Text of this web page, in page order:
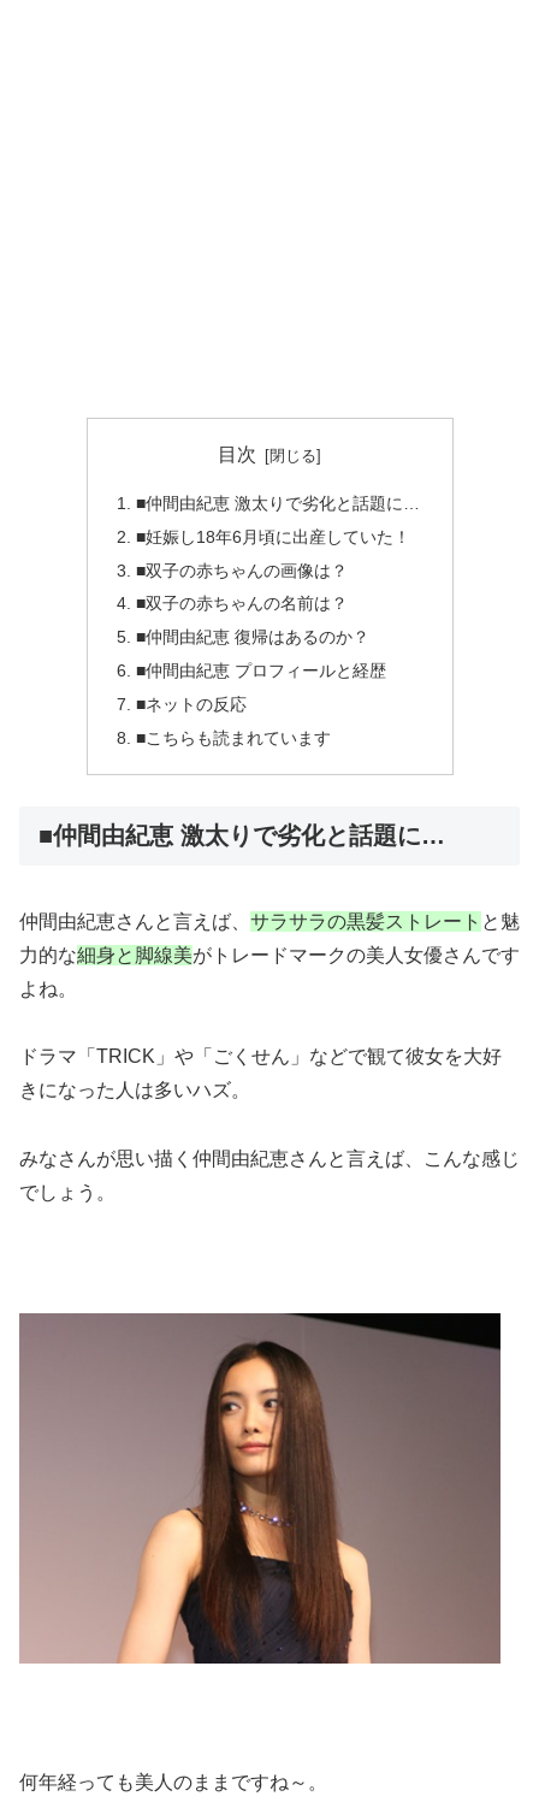
目次
■仲間由紀恵 激太りで劣化と話題に…
■妊娠し18年6月頃に出産していた！
■双子の赤ちゃんの画像は？
■双子の赤ちゃんの名前は？
■仲間由紀恵 復帰はあるのか？
■仲間由紀恵 プロフィールと経歴
■ネットの反応
■こちらも読まれています
■仲間由紀恵 激太りで劣化と話題に…
仲間由紀恵さんと言えば、 サラサラの黒髪ストレート と魅
力的な細身と脚線美がトレードマークの美人女優さんです
よね。
ドラマ「TRICK」や「ごくせん」などで観て彼女を大好
きになった人は多いハズ。
みなさんが思い描く仲間由紀恵さんと言えば、こんな感じ
でしょう。
何年経っても美人のままですね～。